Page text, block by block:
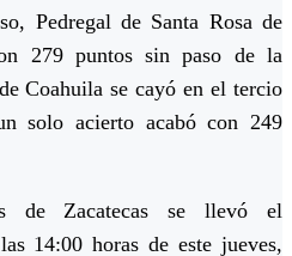
Pedregal de Santa Rosa de
279 puntos sin paso de la
Coahuila se cayó en el tercio
solo acierto acabó con 249
de Zacatecas se llevó el
14:00 horas de este jueves,